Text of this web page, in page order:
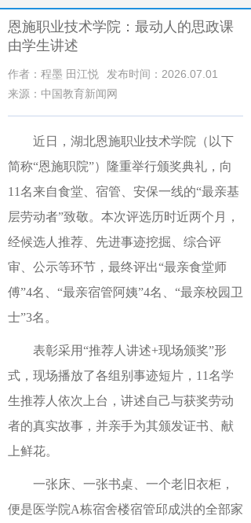
恩施职业技术学院：最动人的思政课
由学生讲述
作者：程墨 田江悦
发布时间：2026.07.01
来源：中国教育新闻网
近日，湖北恩施职业技术学院（以下
简称“恩施职院”）隆重举行颁奖典礼，向
11名来自食堂、宿管、安保一线的“最亲基
层劳动者”致敬。本次评选历时近两个月，
经候选人推荐、先进事迹挖掘、综合评
审、公示等环节，最终评出“最亲食堂师
傅”4名、“最亲宿管阿姨”4名、“最亲校园卫
士”3名。
表彰采用“推荐人讲述+现场颁奖”形
式，现场播放了各组别事迹短片，11名学
生推荐人依次上台，讲述自己与获奖劳动
者的真实故事，并亲手为其颁发证书、献
上鲜花。
一张床、一张书桌、一个老旧衣柜，
便是医学院A栋宿舍楼宿管邱成洪的全部家